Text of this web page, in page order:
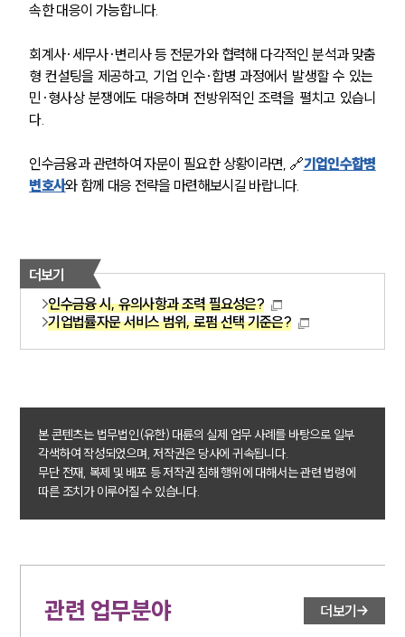
속한 대응이 가능합니다.
회계사·세무사·변리사 등 전문가와 협력해 다각적인 분석과 맞춤
형 컨설팅을 제공하고, 기업 인수·합병 과정에서 발생할 수 있는
민·형사상 분쟁에도 대응하며 전방위적인 조력을 펼치고 있습니
다.
인수금융과 관련하여 자문이 필요한 상황이라면, 🔗기업인수합병
변호사와 함께 대응 전략을 마련해보시길 바랍니다.
더보기
인수금융 시, 유의사항과 조력 필요성은?
기업법률자문 서비스 범위, 로펌 선택 기준은?
본 콘텐츠는 법무법인(유한) 대륜의 실제 업무 사례를 바탕으로 일부
각색하여 작성되었으며, 저작권은 당사에 귀속됩니다.
무단 전재, 복제 및 배포 등 저작권 침해 행위에 대해서는 관련 법령에
따른 조치가 이루어질 수 있습니다.
관련 업무분야 더보기